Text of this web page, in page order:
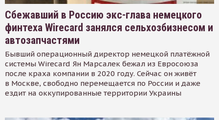
Сбежавший в Россию экс-глава немецкого
финтеха Wirecard занялся сельхозбизнесом и
автозапчастями
Бывший операционный директор немецкой платёжной
системы Wirecard Ян Марсалек бежал из Евросоюза
после краха компании в 2020 году. Сейчас он живёт
в Москве, свободно перемещается по России и даже
ездит на оккупированные территории Украины